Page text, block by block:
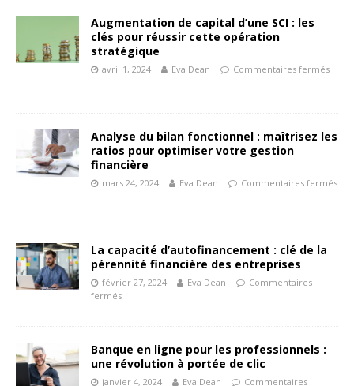
Augmentation de capital d’une SCI : les
clés pour réussir cette opération
stratégique
avril 1, 2024 Eva Dean Commentaires fermés
Analyse du bilan fonctionnel : maîtrisez les
ratios pour optimiser votre gestion
financière
mars 24, 2024 Eva Dean Commentaires fermés
La capacité d’autofinancement : clé de la
pérennité financière des entreprises
février 27, 2024 Eva Dean
Commentaires
fermés
Banque en ligne pour les professionnels :
une révolution à portée de clic
janvier 4, 2024 Eva Dean
Commentaires